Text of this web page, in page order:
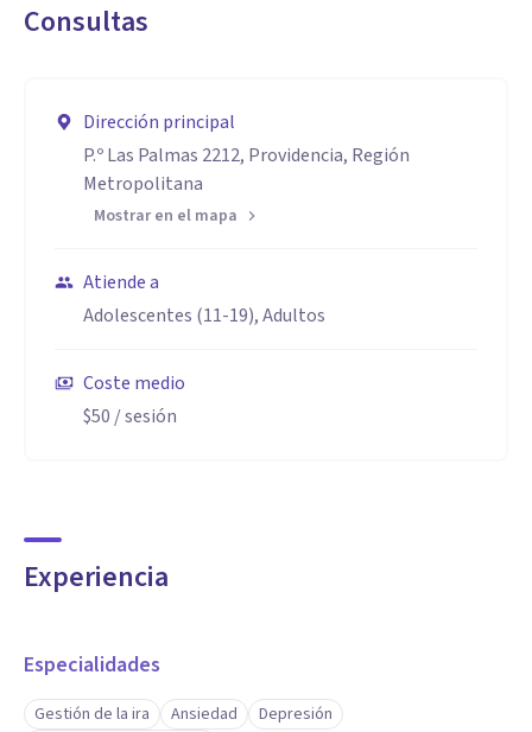
Consultas
Dirección principal
P.º Las Palmas 2212, Providencia, Región
Metropolitana
Mostrar en el mapa
Atiende a
Adolescentes (11-19), Adultos
Coste medio
$50 / sesión
Experiencia
Especialidades
Gestión de la ira Ansiedad
Depresión